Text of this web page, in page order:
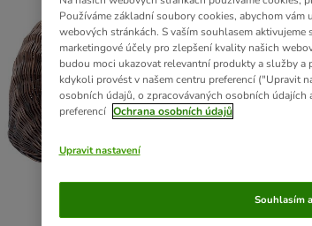
Používáme základní soubory cookies, abychom
webových stránkách. S vaším souhlasem
marketingové účely pro zlepšení kvality našich
budou moci ukazovat relevantní produkty a služby a
kdykoli provést v našem centru preferencí ("Upravit
osobních údajů, o zpracovávaných osobních údajích
preferencí Ochrana osobních údajů
Upravit nastavení
Souhlasím